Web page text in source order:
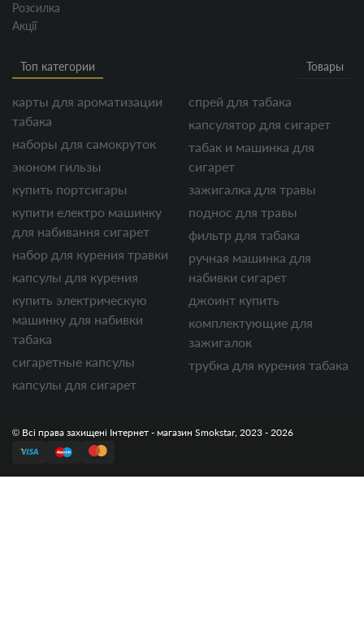
Розсилка
Акції
Топ категории Товары
карты для ароматизации
табака
наборы для самокруток
эконом гильзы
купить портсигары
купити електро машинку
для набивання сигарет
набор для курения травки
капсулы для курения
купить электрическую
машинку для набивки
табака
сигаретные капсулы
капсулы для сигарет
спрей для табака
капсулятор для сигарет
табак и машинка для
сигарет
зажигалка для травы
поднос для травы
фильтр для табака
ручная машинка для
набивки сигарет
джоинт купить
комплектующие для
зажигалок
трубка для курения табака
© Всі права захищені Інтернет - магазин Smokstar, 2023 - 2026